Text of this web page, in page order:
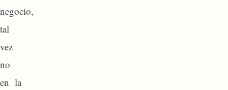
negocio,
tal
vez
no
en la